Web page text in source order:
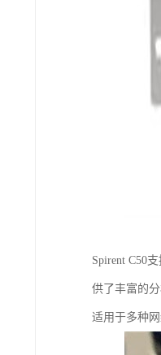
Spirent C50
供了丰富的
适用于多种